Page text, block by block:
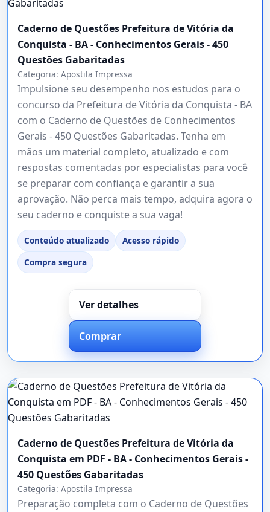
Caderno de Questões Prefeitura de Vitória da
Conquista - BA - Conhecimentos Gerais - 450
Questões Gabaritadas
Categoria: Apostila Impressa
Impulsione seu desempenho nos estudos para o
concurso da Prefeitura de Vitória da Conquista - BA
com o Caderno de Questões de Conhecimentos
Gerais - 450 Questões Gabaritadas. Tenha em
mãos um material completo, atualizado e com
respostas comentadas por especialistas para você
se preparar com confiança e garantir a sua
aprovação. Não perca mais tempo, adquira agora o
seu caderno e conquiste a sua vaga!
Conteúdo atualizado
Acesso rápido
Compra segura
Ver detalhes
Comprar
Caderno de Questões Prefeitura de Vitória da
Conquista em PDF - BA - Conhecimentos Gerais -
450 Questões Gabaritadas
Categoria: Apostila Impressa
Preparação completa com o Caderno de Questões